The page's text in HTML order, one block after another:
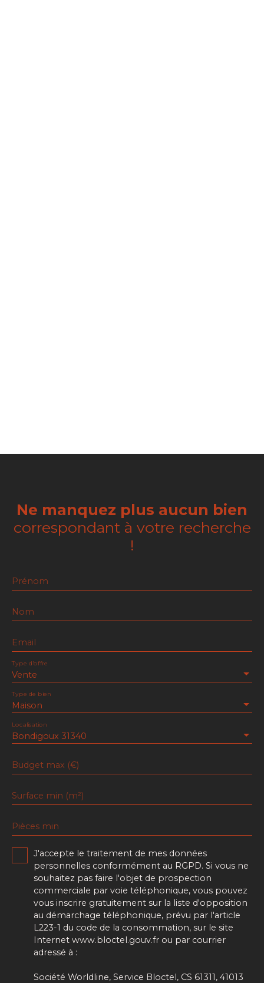
Ne manquez plus aucun bien
correspondant à votre recherche
!
Prénom
Nom
Email
Vente
Type d'offre
Maison
Type de bien
Bondigoux 31340
Localisation
Budget max (€)
Surface min (m²)
Pièces min
J'accepte le traitement de mes données
personnelles conformément au RGPD. Si vous ne
souhaitez pas faire l'objet de prospection
commerciale par voie téléphonique, vous pouvez
vous inscrire gratuitement sur la liste d'opposition
au démarchage téléphonique, prévu par l'article
L223-1 du code de la consommation, sur le site
Internet www.bloctel.gouv.fr ou par courrier
adressé à :
Société Worldline, Service Bloctel, CS 61311, 41013